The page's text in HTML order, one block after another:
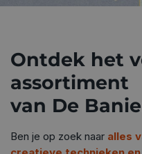
Ontdek het
assortiment
van De
Ben je op zoek naar alles